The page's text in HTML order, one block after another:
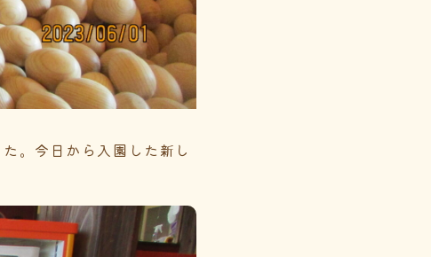
。今日から入園した新し